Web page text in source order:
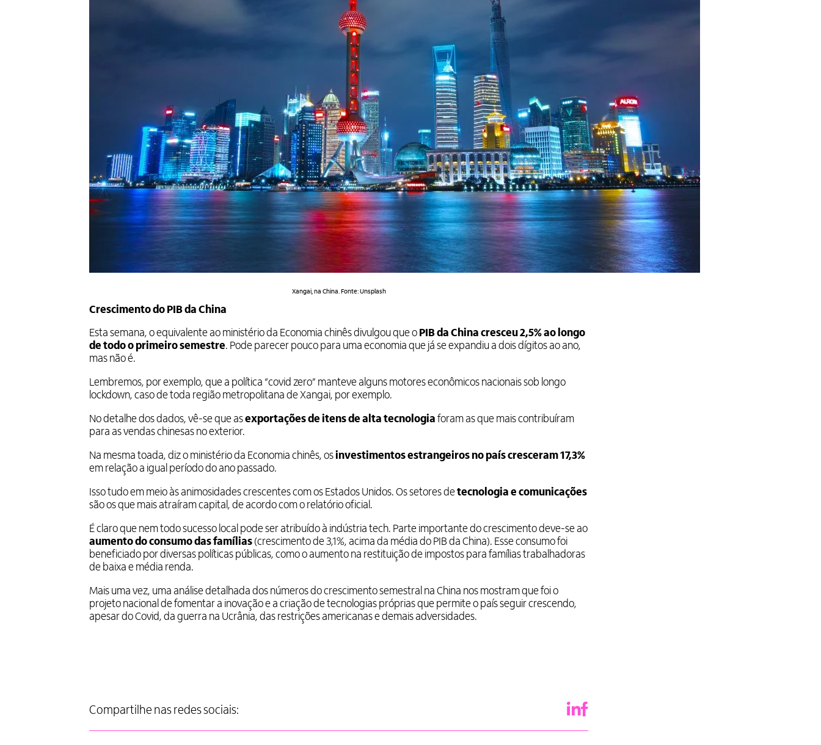
Xangai, na China. Fonte: Unsplash
Crescimento do PIB da China
Esta semana, o equivalente ao ministério da Economia chinês divulgou que o PIB da China cresceu 2,5% ao longo
de todo o primeiro semestre. Pode parecer pouco para uma economia que já se expandiu a dois dígitos ao ano,
mas não é.
Lembremos, por exemplo, que a política “covid zero” manteve alguns motores econômicos nacionais sob longo
lockdown, caso de toda região metropolitana de Xangai, por exemplo.
No detalhe dos dados, vê-se que asexportações de itens de alta tecnologia foram as que mais contribuíram
para as vendas chinesas no exterior.
Na mesma toada, diz o ministério da Economia chinês, os investimentos estrangeiros no país cresceram 17,3%
em relação a igual período do ano passado.
Isso tudo em meio às animosidades crescentes com os Estados Unidos. Os setores detecnologia e comunicações
são os que mais atraíram capital, de acordo com o relatório oficial.
É claro que nem todo sucesso local pode ser atribuído à indústria tech. Parte importante do crescimento deve-se ao
aumento do consumo das famílias (crescimento de 3,1%, acima da média do PIB da China). Esse consumo foi
beneficiado por diversas políticas públicas, como o aumento na restituição de impostos para famílias trabalhadoras
de baixa e média renda.
Mais uma vez, uma análise detalhada dos números do crescimento semestral na China nos mostram que foi o
projeto nacional de fomentar a inovação e a criação de tecnologias próprias que permite o país seguir crescendo,
apesar do Covid, da guerra na Ucrânia, das restrições americanas e demais adversidades.
Compartilhe nas redes sociais: